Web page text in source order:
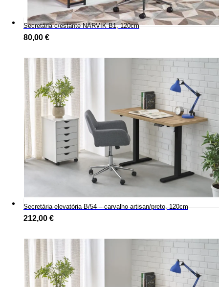
Secretária c/estante NARVIK B1, 120cm
80,00 €
Secretária elevatória B/54 – carvalho artisan/preto, 120cm
212,00 €